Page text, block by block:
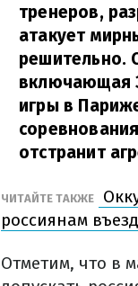
тренеров,
атакует
решительно.
включающая
игры в
отстранит
ЧИТАЙТЕ ТАКЖЕ
россиянам
Отметим, что в